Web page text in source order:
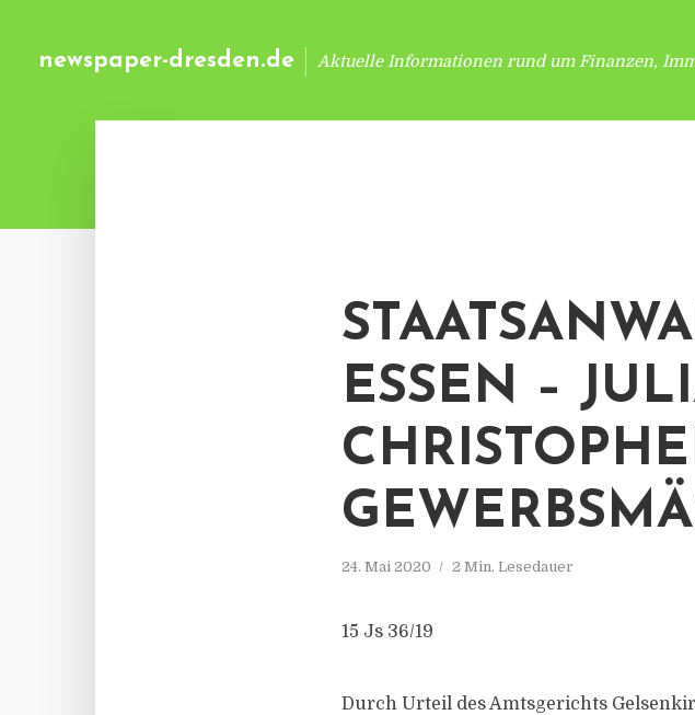
newspaper-dresden.de Aktuelle Informationen rund um Finanzen,
ESSEN –
24. Mai 2020 2 Min. Lesedauer
15 Js 36/19
Durch Urteil des Amtsgerichts